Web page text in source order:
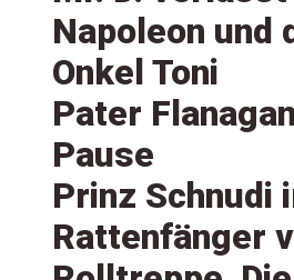
Napoleon und
Onkel Toni
Pater
Pause
Prinz Schnudi
Rattenfänger